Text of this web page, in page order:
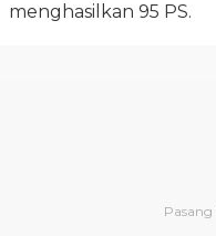
menghasilkan 95 PS.